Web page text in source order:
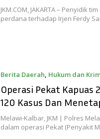
JKM.COM, JAKARTA – Penyidik
perdana terhadap Irjen Ferdy
Berita Daerah, Hukum dan
Operasi Pekat Kapuas
120 Kasus Dan
Melawi-Kalbar, JKM | Polres
dalam operasi Pekat (Penyakit